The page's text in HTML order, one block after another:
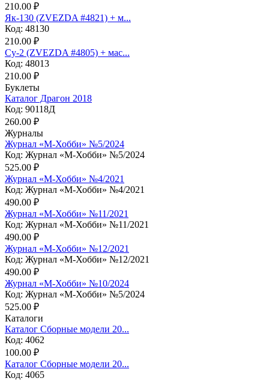
210.00 ₽
Як-130 (ZVEZDA #4821) + м...
Код: 48130
210.00 ₽
Су-2 (ZVEZDA #4805) + мас...
Код: 48013
210.00 ₽
Буклеты
Каталог Драгон 2018
Код: 90118Д
260.00 ₽
Журналы
Журнал «М-Хобби» №5/2024
Код: Журнал «М-Хобби» №5/2024
525.00 ₽
Журнал «М-Хобби» №4/2021
Код: Журнал «М-Хобби» №4/2021
490.00 ₽
Журнал «М-Хобби» №11/2021
Код: Журнал «М-Хобби» №11/2021
490.00 ₽
Журнал «М-Хобби» №12/2021
Код: Журнал «М-Хобби» №12/2021
490.00 ₽
Журнал «М-Хобби» №10/2024
Код: Журнал «М-Хобби» №5/2024
525.00 ₽
Каталоги
Каталог Сборные модели 20...
Код: 4062
100.00 ₽
Каталог Сборные модели 20...
Код: 4065